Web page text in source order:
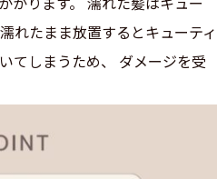
れたまま放置するとキューティ
てしまうため、 ダメージを受